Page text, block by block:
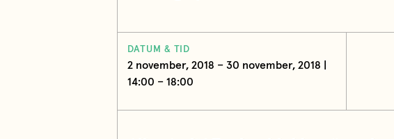
DATUM & TID
2 november, 2018 – 30 november, 2018 |
14:00 – 18:00